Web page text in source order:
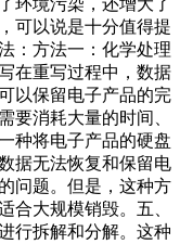
环境污染，还增大了
可以说是十分值得提
：方法一：化学处理
在重写过程中，数据
以保留电子产品的完
要消耗大量的时间、
种将电子产品的硬盘
据无法恢复和保留电
问题。但是，这种方
合大规模销毁。五、
行拆解和分解。这种